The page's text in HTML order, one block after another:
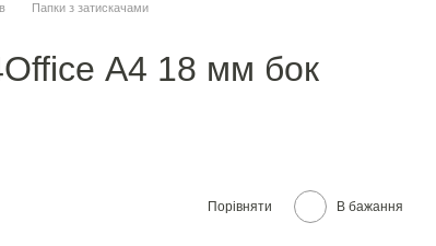
Папки з затискачами
А4 18 мм бок
Порівняти В бажання